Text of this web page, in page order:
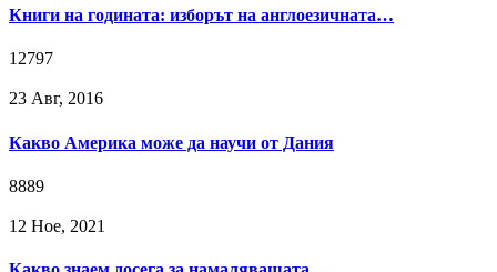
Книги на годината: изборът на англоезичната…
12797
23 Авг, 2016
Какво Америка може да научи от Дания
8889
12 Ное, 2021